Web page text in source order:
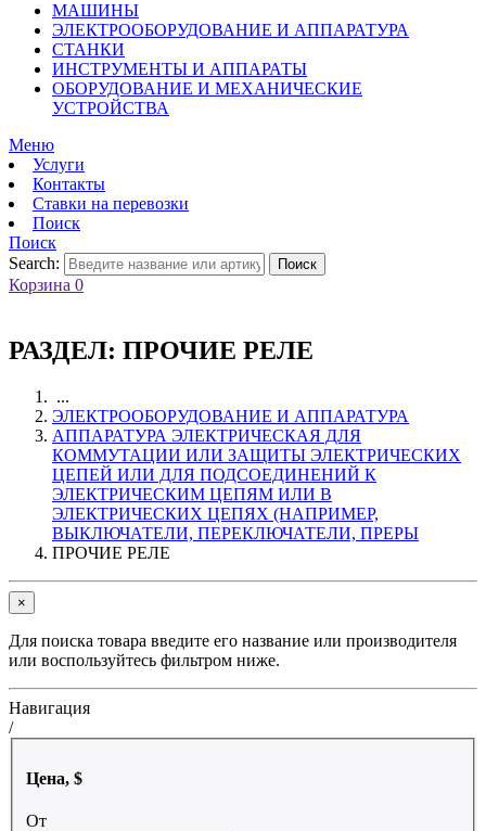
МАШИНЫ
ЭЛЕКТРООБОРУДОВАНИЕ И АППАРАТУРА
СТАНКИ
ИНСТРУМЕНТЫ И АППАРАТЫ
ОБОРУДОВАНИЕ И МЕХАНИЧЕСКИЕ
УСТРОЙСТВА
Меню
Услуги
Контакты
Ставки на перевозки
Поиск
Поиск
Search:
Поиск
Корзина 0
РАЗДЕЛ: ПРОЧИЕ РЕЛЕ
...
ЭЛЕКТРООБОРУДОВАНИЕ И АППАРАТУРА
АППАРАТУРА ЭЛЕКТРИЧЕСКАЯ ДЛЯ
КОММУТАЦИИ ИЛИ ЗАЩИТЫ ЭЛЕКТРИЧЕСКИХ
ЦЕПЕЙ ИЛИ ДЛЯ ПОДСОЕДИНЕНИЙ К
ЭЛЕКТРИЧЕСКИМ ЦЕПЯМ ИЛИ В
ЭЛЕКТРИЧЕСКИХ ЦЕПЯХ (НАПРИМЕР,
ВЫКЛЮЧАТЕЛИ, ПЕРЕКЛЮЧАТЕЛИ, ПРЕРЫ
ПРОЧИЕ РЕЛЕ
×
Для поиска товара введите его название или производителя
или воспользуйтесь фильтром ниже.
Навигация
/
Цена, $
От